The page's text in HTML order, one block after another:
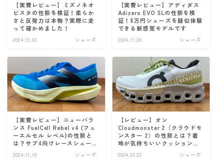
【実費レビュー】ミズノネオ
ビスタの性能を検証！柔らか
さと反発力は本物？実際に走
って確かめました！
2024.12.03 シューズ
【実費レビュー】アディダス
Adizero EVO SLの性能を検
証！8万円シューズを疑似体験
できる新感覚モデルです
2024.11.28 シューズ
【実費レビュー】ニューバラ
ンス FuelCell Rebel v4 (フュ
ーエルセル レベル)の性能と
は？サブ4向けレースシューズ
2024.11.19 シューズ
【レビュー】オン
Cloudmonster 2（クラウドモ
ンスター 2）の性能とは？着
地が気持ちいいクッション抜
2024.03.23 シューズ